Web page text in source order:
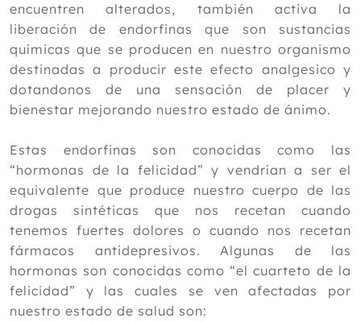
encuentren alterados, también activa la
liberación de endorfinas que son sustancias
químicas que se producen en nuestro organismo
destinadas a producir este efecto analgesico y
dotandonos de una sensación de placer y
bienestar mejorando nuestro estado de ánimo.
Estas endorfinas son conocidas como las
“hormonas de la felicidad” y vendrían a ser el
equivalente que produce nuestro cuerpo de las
drogas sintéticas que nos recetan cuando
tenemos fuertes dolores o cuando nos recetan
fármacos antidepresivos. Algunas de las
hormonas son conocidas como “el cuarteto de la
felicidad” y las cuales se ven afectadas por
nuestro estado de salud son: